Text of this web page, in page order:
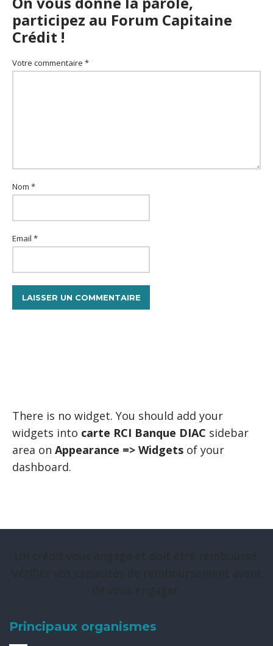
participez au Forum Capitaine
Crédit !
Votre commentaire *
Nom *
Email *
There is no widget. You should add your
widgets into carte RCI Banque DIAC sidebar
area on Appearance => Widgets of your
dashboard.
Principaux organismes